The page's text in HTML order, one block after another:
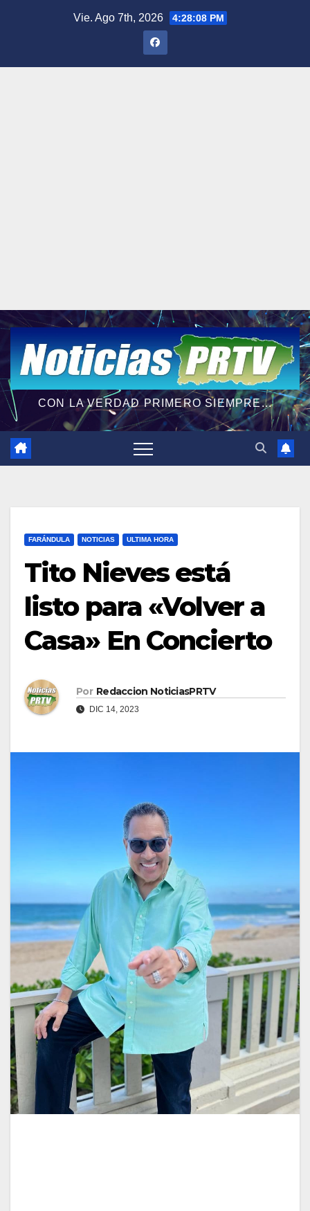
Vie. Ago 7th, 2026 4:28:09 PM
CON LA VERDAD PRIMERO SIEMPRE...
FARÁNDULA NOTICIAS ULTIMA HORA
Tito Nieves está
listo para «Volver a
Casa» En Concierto
Por Redaccion NoticiasPRTV
DIC 14, 2023